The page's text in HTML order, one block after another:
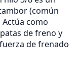
(común
como
de freno y
de frenado